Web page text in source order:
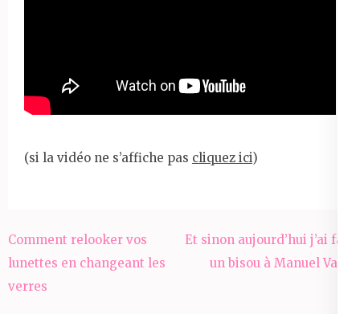
(si la vidéo ne s’affiche pas cliquez ici)
Navigation
de
l’article
Comment relooker vos
lunettes en changeant les
verres
Et sinon aujourd’hui j’ai fait
un bisou à Manuel Valls